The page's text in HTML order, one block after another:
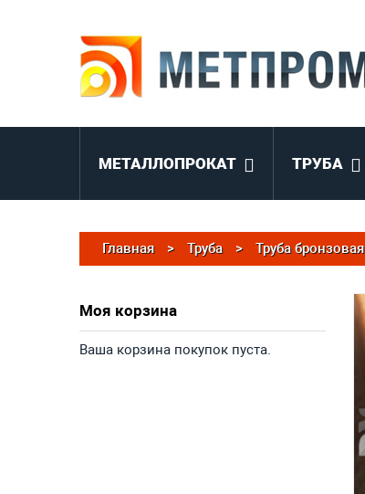
МЕТАЛЛОПРОКАТ
ТРУБА
Главная > Труба > Труба бронзовая
Моя корзина
Ваша корзина покупок пуста.